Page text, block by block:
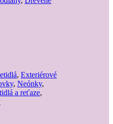
, Exteriérové
, Neónky,
a reťaze,